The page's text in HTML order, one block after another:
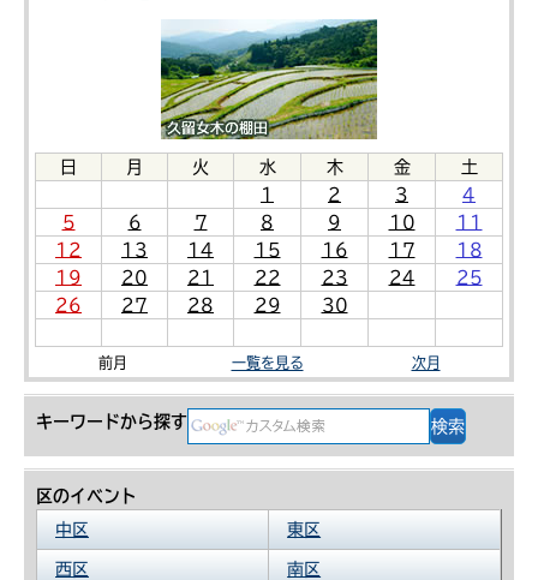
日 月 火 水 木 金
土
1
2 3
4
5
6 7 8 9 10
11
12
13 14 15 16 17
18
19
20 21 22 23 24
25
26
27 28 29 30
前月 一覧を見る 次月
キーワードから探す
区のイベント
中区
東区
西区 南区